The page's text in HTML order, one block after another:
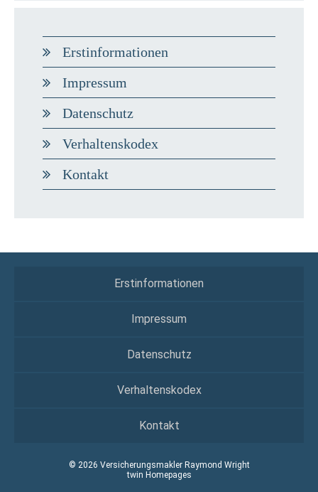
Erstinformationen
Impressum
Datenschutz
Verhaltenskodex
Kontakt
Erstinformationen
Impressum
Datenschutz
Verhaltenskodex
Kontakt
© 2026 Versicherungsmakler Raymond Wright
twin Homepages